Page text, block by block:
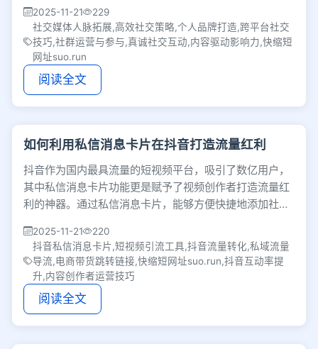
2025-11-21
229
社交媒体人脉拓展,高效社交策略,个人品牌打造,跨平台社交
技巧,社群运营与参与,真诚社交互动,内容驱动影响力,快缩短
网址suo.run
阅读全文
如何利用私信消息卡片在抖音打造流量红利
抖音作为国内最具流量的短视频平台，吸引了数亿用户，
其中私信消息卡片功能更是赋予了视频创作者打造流量红
利的神器。通过私信消息卡片，能够方便快捷地添加社交
2025-11-21
220
抖音私信消息卡片,短视频引流工具,抖音流量转化,私域流量
导流,电商带货跳转链接,快缩短网址suo.run,抖音互动率提
升,内容创作者运营技巧
阅读全文